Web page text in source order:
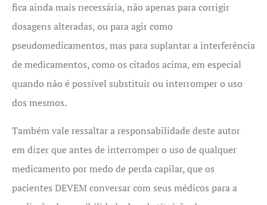
fica ainda mais necessária, não apenas para corrigir
dosagens alteradas, ou para agir como
pseudomedicamentos, mas para suplantar a interferência
de medicamentos, como os citados acima, em especial
quando não é possível substituir ou interromper o uso
dos mesmos.
Também vale ressaltar a responsabilidade deste autor
em dizer que antes de interromper o uso de qualquer
medicamento por medo de perda capilar, que os
pacientes DEVEM conversar com seus médicos para a